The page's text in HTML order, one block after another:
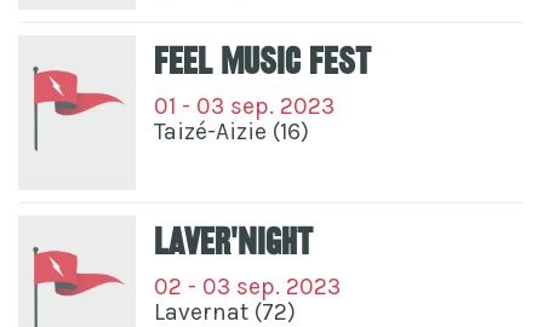
Feel Music Fest
01 - 03 sep. 2023
Taizé-Aizie (16)
Laver'Night
02 - 03 sep. 2023
Lavernat (72)